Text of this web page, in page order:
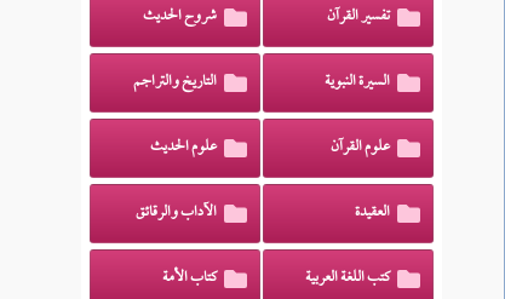
تفسير القرآن شروح الحديث
السيرة النبوية التاريخ والتراجم
علوم القرآن علوم الحديث
العقيدة الآداب والرقائق
كتب اللغة العربية كتاب الأمة